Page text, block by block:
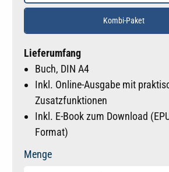
Kombi-Paket
Lieferumfang
Buch, DIN A4
Inkl. Online-Ausgabe mit
Zusatzfunktionen
Inkl. E-Book zum Download
Format)
Menge